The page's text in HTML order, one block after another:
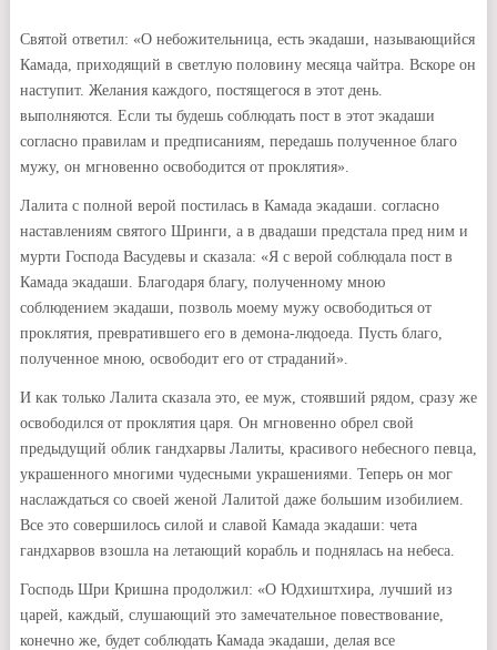
Святой ответил: «О небожительница, есть экадаши, называющийся
Камада, приходящий в светлую половину месяца чайтра. Вскоре он
наступит. Желания каждого, постящегося в этот день.
выполняются. Если ты будешь соблюдать пост в этот экадаши
согласно правилам и предписаниям, передашь полученное благо
мужу, он мгновенно освободится от проклятия».
Лалита с полной верой постилась в Камада экадаши. согласно
наставлениям святого Шринги, а в двадаши предстала пред ним и
мурти Господа Васудевы и сказала: «Я с верой соблюдала пост в
Камада экадаши. Благодаря благу, полученному мною
соблюдением экадаши, позволь моему мужу освободиться от
проклятия, превратившего его в демона-людоеда. Пусть благо,
полученное мною, освободит его от страданий».
И как только Лалита сказала это, ее муж, стоявший рядом, сразу же
освободился от проклятия царя. Он мгновенно обрел свой
предыдущий облик гандхарвы Лалиты, красивого небесного певца,
украшенного многими чудесными украшениями. Теперь он мог
наслаждаться со своей женой Лалитой даже большим изобилием.
Все это совершилось силой и славой Камада экадаши: чета
гандхарвов взошла на летающий корабль и поднялась на небеса.
Господь Шри Кришна продолжил: «О Юдхиштхира, лучший из
царей, каждый, слушающий это замечательное повествование,
конечно же, будет соблюдать Камада экадаши, делая все